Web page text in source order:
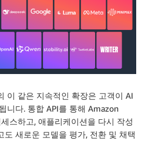
이 같은 지속적인 확장은 고객이 AI
니다. 통합 API를 통해 Amazon
스하고, 애플리케이션을 다시 작성
새로운 모델을 평가, 전환 및 채택